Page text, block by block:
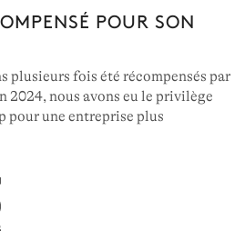
POUR SON
plusieurs fois été récompensés par
2024, nous avons eu le privilège
pour une entreprise plus